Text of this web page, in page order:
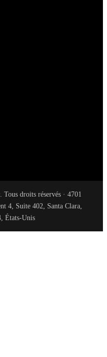
droits réservés · 4701
4, Suite 402, Santa Clara,
États-Unis